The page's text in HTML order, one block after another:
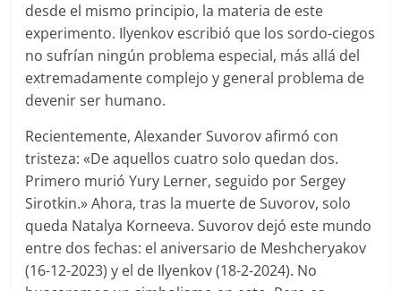
desde el mismo principio, la materia de este
experimento. Ilyenkov escribió que los sordo-ciegos
no sufrían ningún problema especial, más allá del
extremadamente complejo y general problema de
devenir ser humano.
Recientemente, Alexander Suvorov afirmó con
tristeza: «De aquellos cuatro solo quedan dos.
Primero murió Yury Lerner, seguido por Sergey
Sirotkin.» Ahora, tras la muerte de Suvorov, solo
queda Natalya Korneeva. Suvorov dejó este mundo
entre dos fechas: el aniversario de Meshcheryakov
(16-12-2023) y el de Ilyenkov (18-2-2024). No